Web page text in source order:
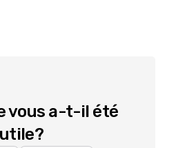
vous a-t-il été
utile?